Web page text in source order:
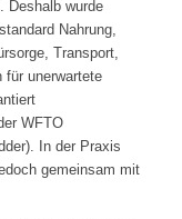
Deshalb wurde
Nahrung,
Transport,
für unerwartete
WFTO
In der Praxis
gemeinsam mit